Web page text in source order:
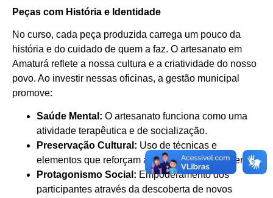
Peças com História e Identidade
No curso, cada peça produzida carrega um pouco da
história e do cuidado de quem a faz. O artesanato em
Amaturá reflete a nossa cultura e a criatividade do nosso
povo. Ao investir nessas oficinas, a gestão municipal
promove:
Saúde Mental: O artesanato funciona como uma
atividade terapêutica e de socialização.
Preservação Cultural: Uso de técnicas e
elementos que reforçam a identidade amaturaense.
Protagonismo Social: Empoderamento dos
participantes através da descoberta de novos